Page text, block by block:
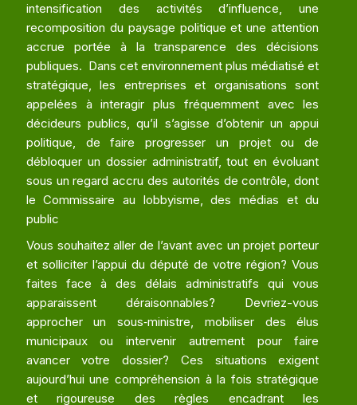
intensification des activités d’influence, une
recomposition du paysage politique et une attention
accrue portée à la transparence des décisions
publiques. Dans cet environnement plus médiatisé et
stratégique, les entreprises et organisations sont
appelées à interagir plus fréquemment avec les
décideurs publics, qu’il s’agisse d’obtenir un appui
politique, de faire progresser un projet ou de
débloquer un dossier administratif, tout en évoluant
sous un regard accru des autorités de contrôle, dont
le Commissaire au lobbyisme, des médias et du
public
Vous souhaitez aller de l’avant avec un projet porteur
et solliciter l’appui du député de votre région? Vous
faites face à des délais administratifs qui vous
apparaissent déraisonnables? Devriez-vous
approcher un sous‑ministre, mobiliser des élus
municipaux ou intervenir autrement pour faire
avancer votre dossier? Ces situations exigent
aujourd’hui une compréhension à la fois stratégique
et rigoureuse des règles encadrant les